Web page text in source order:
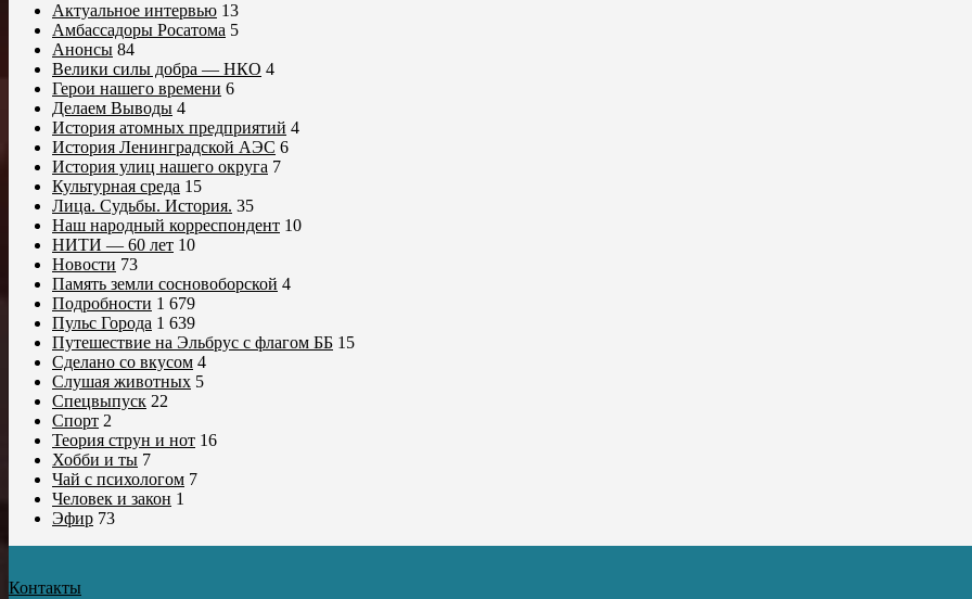
Актуальное интервью 13
Амбассадоры Росатома 5
Анонсы 84
Велики силы добра — НКО 4
Герои нашего времени 6
Делаем Выводы 4
История атомных предприятий 4
История Ленинградской АЭС 6
История улиц нашего округа 7
Культурная среда 15
Лица. Судьбы. История. 35
Наш народный корреспондент 10
НИТИ — 60 лет 10
Новости 73
Память земли сосновоборской 4
Подробности 1 679
Пульс Города 1 639
Путешествие на Эльбрус с флагом ББ 15
Сделано со вкусом 4
Слушая животных 5
Спецвыпуск 22
Спорт 2
Теория струн и нот 16
Хобби и ты 7
Чай с психологом 7
Человек и закон 1
Эфир 73
Контакты